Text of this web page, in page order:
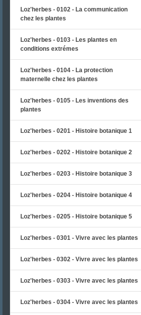
Loz'herbes - 0102 - La communication
chez les plantes
Loz'herbes - 0103 - Les plantes en
conditions extrémes
Loz'herbes - 0104 - La protection
maternelle chez les plantes
Loz'herbes - 0105 - Les inventions des
plantes
Loz'herbes - 0201 - Histoire botanique 1
Loz'herbes - 0202 - Histoire botanique 2
Loz'herbes - 0203 - Histoire botanique 3
Loz'herbes - 0204 - Histoire botanique 4
Loz'herbes - 0205 - Histoire botanique 5
Loz'herbes - 0301 - Vivre avec les plantes
Loz'herbes - 0302 - Vivre avec les plantes
Loz'herbes - 0303 - Vivre avec les plantes
Loz'herbes - 0304 - Vivre avec les plantes